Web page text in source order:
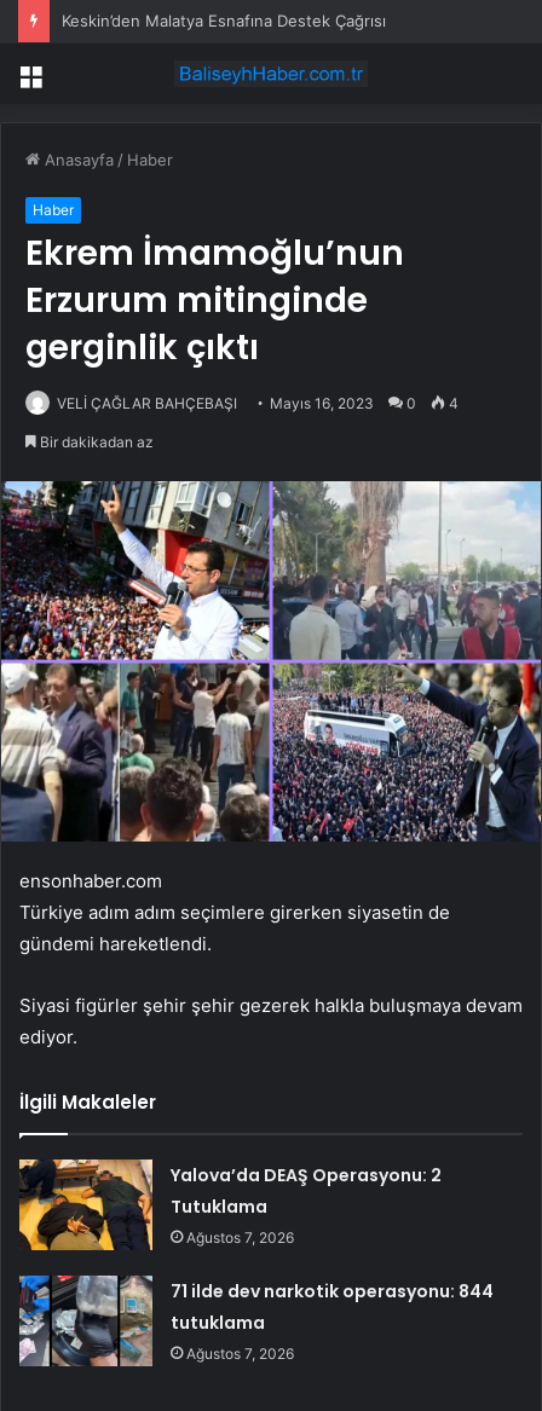
Keskin’den Malatya Esnafına Destek Çağrısı
Menü
Anasayfa / Haber
Haber
Ekrem İmamoğlu’nun
Erzurum mitinginde
gerginlik çıktı
VELİ ÇAĞLAR BAHÇEBAŞI Mayıs 16, 2023 0 4
Bir dakikadan az
ensonhaber.com
Türkiye adım adım seçimlere girerken siyasetin de
gündemi hareketlendi.
Siyasi figürler şehir şehir gezerek halkla buluşmaya devam
ediyor.
İlgili Makaleler
Yalova’da DEAŞ Operasyonu: 2
Tutuklama
Ağustos 7, 2026
71 ilde dev narkotik operasyonu: 844
tutuklama
Ağustos 7, 2026